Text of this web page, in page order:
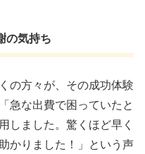
の気持ち
の方々が、その成功体験
急な出費で困っていたと
しました。驚くほど早く
かりました！」という声